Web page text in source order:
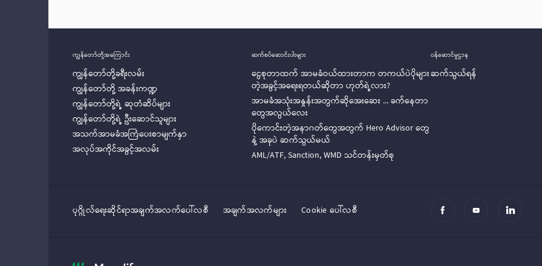
ကျွန်တော်တို့အ‌ကြောင်း
ကျွန်တော်တို့ခရီးလမ်း
ကျွန်တော်တို့ အခန်းကဏ္ဍ
ကျွန်တော်တို့ရဲ့ ဆုတံဆိပ်များ
ကျွန်တော်တို့ရဲ့ ဦးဆောင်သူများ
အသက်အာမခံအကြံပေးစာမျက်နှာ
အလုပ်အကိုင်အခွင့်အလမ်း
ဆက်စပ်ဆောင်းပါးများ
ငွေစုတာထက် အာမခံဝယ်ထားတာက တကယ်ပဲပိုများ
တဲ့အခွင့်အရေးရတယ်ဆိုတာ ဟုတ်ရဲ့လား?
အာမခံအသုံးအနှုန်းအတွက်ဆိုအေးဆေး ... ခက်နေတာ
တွေအလွယ်လေး
ပိုကောင်းတဲ့အနာဂတ်တွေအတွက် Hero Advisor တွေ
နဲ့ အခုပဲ ဆက်သွယ်မယ်
AML/ATF, Sanction, WMD သင်တန်းမှတ်စု
ဝန်ဆောင်မှုဌာန
ဆက်သွယ်ရန်
ပုဂ္ဂိုလ်‌‌‌‌ရေးဆိုင်ရာအချက်အလက်ပေါ်လစီ အချက်အလက်များ Cookie ပေါ်လစီ